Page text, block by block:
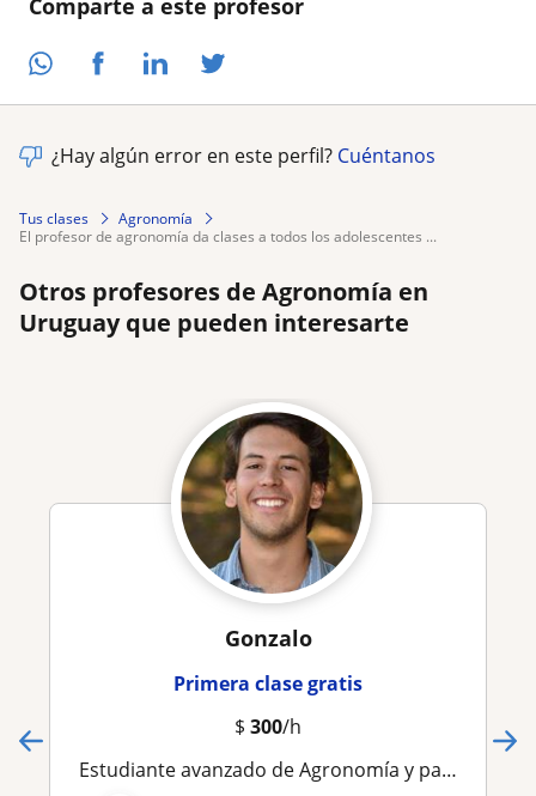
Comparte a este profesor
¿Hay algún error en este perfil? Cuéntanos
Tus clases
Agronomía
el profesor de agronomía da clases a todos los adolescentes ...
Otros profesores de Agronomía en
Uruguay que pueden interesarte
Gonzalo
Primera clase gratis
$ 300/h
Estudiante avanzado de Agronomía y paisajismo. Te enseño biología de una forma fácil y con ejemplos prácticos ! ‍